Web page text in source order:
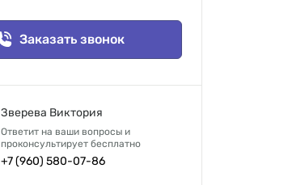
Заказать звонок
Зверева Виктория
Ответит на ваши вопросы и
проконсультирует бесплатно
+7 (960) 580-07-86